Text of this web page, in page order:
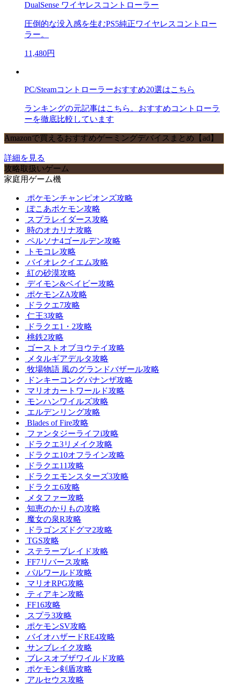
DualSense ワイヤレスコントローラー
圧倒的な没入感を生むPS5純正ワイヤレスコントロー
ラー。
11,480円
PC/Steamコントローラーおすすめ20選はこちら
ランキングの元記事はこちら。おすすめコントローラ
ーを徹底比較しています
Amazonで買えるおすすめゲーミングデバイスまとめ【ad】
詳細を見る
攻略取扱いゲーム
家庭用ゲーム機
ポケモンチャンピオンズ攻略
ぽこあポケモン攻略
スプラレイダース攻略
時のオカリナ攻略
ペルソナ4ゴールデン攻略
トモコレ攻略
バイオレクイエム攻略
紅の砂漠攻略
デイモン&ベイビー攻略
ポケモンZA攻略
ドラクエ7攻略
仁王3攻略
ドラクエ1・2攻略
桃鉄2攻略
ゴーストオブヨウテイ攻略
メタルギアデルタ攻略
牧場物語 風のグランドバザール攻略
ドンキーコングバナンザ攻略
マリオカートワールド攻略
モンハンワイルズ攻略
エルデンリング攻略
Blades of Fire攻略
ファンタジーライフi攻略
ドラクエ3リメイク攻略
ドラクエ10オフライン攻略
ドラクエ11攻略
ドラクエモンスターズ3攻略
ドラクエ6攻略
メタファー攻略
知恵のかりもの攻略
魔女の泉R攻略
ドラゴンズドグマ2攻略
TGS攻略
ステラーブレイド攻略
FF7リバース攻略
パルワールド攻略
マリオRPG攻略
ティアキン攻略
FF16攻略
スプラ3攻略
ポケモンSV攻略
バイオハザードRE4攻略
サンブレイク攻略
ブレスオブザワイルド攻略
ポケモン剣盾攻略
アルセウス攻略